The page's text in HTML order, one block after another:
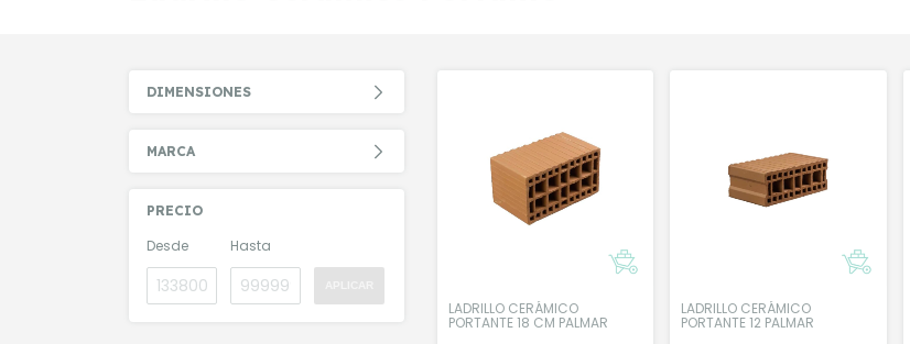
DIMENSIONES
MARCA
PRECIO
Desde Hasta
LADRILLO CERÁMICO
PORTANTE 18 CM PALMAR
LADRILLO CERÁMICO
PORTANTE 12 PALMAR